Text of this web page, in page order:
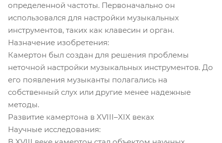
определенной частоты. Первоначально он
использовался для настройки музыкальных
инструментов, таких как клавесин и орган.
Назначение изобретения:
Камертон был создан для решения проблемы
неточной настройки музыкальных инструментов. До
его появления музыканты полагались на
собственный слух или другие менее надежные
методы.
Развитие камертона в XVIII–XIX веках
Научные исследования: